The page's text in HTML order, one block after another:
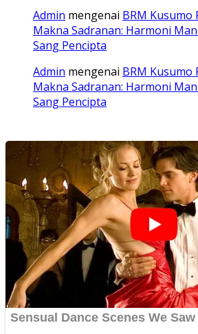
Admin mengenai BRM
Makna Sadranan: Harmoni
Sang Pencipta
Admin mengenai BRM
Makna Sadranan: Harmoni
Sang Pencipta